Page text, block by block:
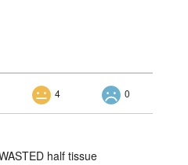
4 0
half tissue